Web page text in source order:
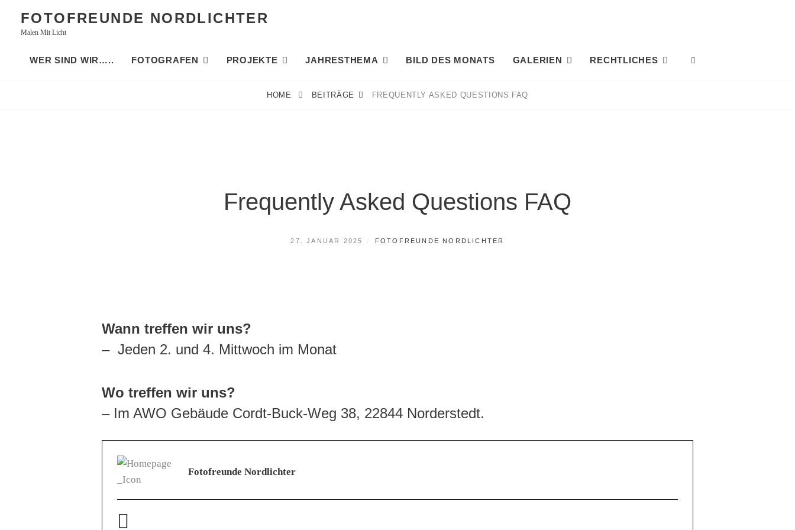
FOTOFREUNDE NORDLICHTER
Malen Mit Licht
WER SIND WIR….. FOTOGRAFEN PROJEKTE JAHRESTHEMA BILD DES MONATS GALERIEN RECHTLICHES
HOME BEITRÄGE FREQUENTLY ASKED QUESTIONS FAQ
Frequently Asked Questions FAQ
POSTED
27. JANUAR 2025 BY
FOTOFREUNDE NORDLICHTER
Wann treffen wir uns?
– Jeden 2. und 4. Mittwoch im Monat
Wo treffen wir uns?
– Im AWO Gebäude Cordt-Buck-Weg 38, 22844 Norderstedt.
Fotofreunde Nordlichter